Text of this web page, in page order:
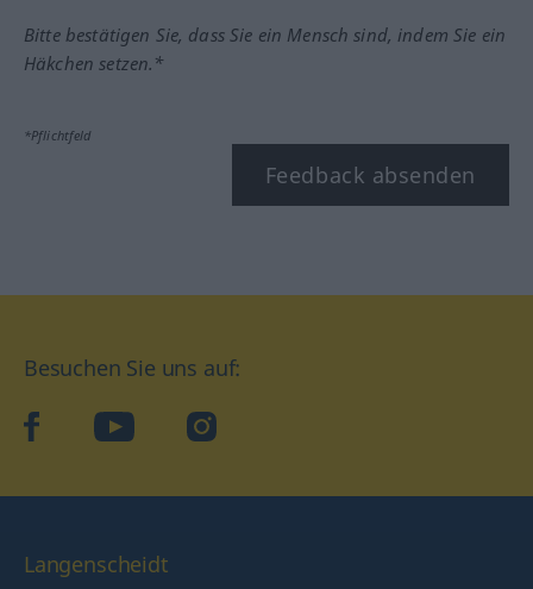
Bitte bestätigen Sie, dass Sie ein Mensch sind, indem Sie ein
Häkchen setzen.*
*Pflichtfeld
Feedback absenden
Besuchen Sie uns auf:
facebookYouTube Instagram
Langenscheidt